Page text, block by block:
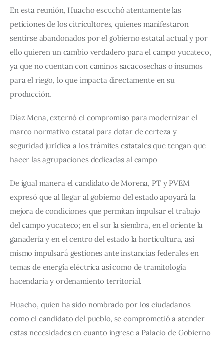
En esta reunión, Huacho escuchó atentamente las
peticiones de los citricultores, quienes manifestaron
sentirse abandonados por el gobierno estatal actual y por
ello quieren un cambio verdadero para el campo yucateco,
ya que no cuentan con caminos sacacosechas o insumos
para el riego, lo que impacta directamente en su
producción.
Díaz Mena, externó el compromiso para modernizar el
marco normativo estatal para dotar de certeza y
seguridad jurídica a los trámites estatales que tengan que
hacer las agrupaciones dedicadas al campo
De igual manera el candidato de Morena, PT y PVEM
expresó que al llegar al gobierno del estado apoyará la
mejora de condiciones que permitan impulsar el trabajo
del campo yucateco; en el sur la siembra, en el oriente la
ganadería y en el centro del estado la horticultura, así
mismo impulsará gestiones ante instancias federales en
temas de energía eléctrica así como de tramitología
hacendaria y ordenamiento territorial.
Huacho, quien ha sido nombrado por los ciudadanos
como el candidato del pueblo, se comprometió a atender
estas necesidades en cuanto ingrese a Palacio de Gobierno